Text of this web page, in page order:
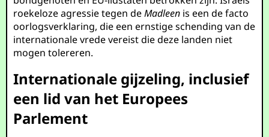
roekeloze agressie tegen deMadleen is een de facto
oorlogsverklaring, die een ernstige schending van de
internationale vrede vereist die deze landen niet
mogen tolereren.
Internationale gijzeling, inclusief
een lid van het Europees
Parlement